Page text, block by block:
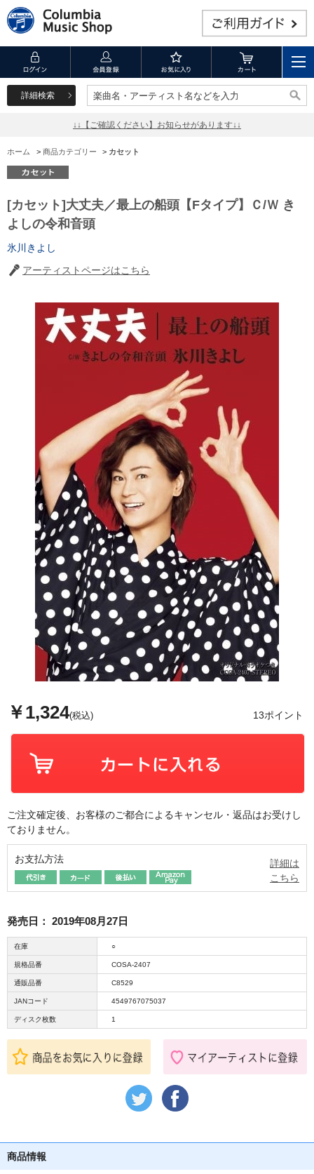
詳細検索 楽曲名・アーティスト名などを入力
楽曲名・アーティスト名などを入力
↓↓【ご確認ください】お知らせがあります↓↓
ホーム > 商品カテゴリー > カセット
[カセット]大丈夫／最上の船頭【Fタイプ】Ｃ/Ｗ き
よしの令和音頭
氷川きよし
アーティストページはこちら
￥1,324(税込) 13ポイント
ご注文確定後、お客様のご都合によるキャンセル・返品はお受けし
ておりません。
お支払方法
詳細は
こちら
発売日： 2019年08月27日
在庫 ○
規格品番 COSA-2407
通販品番 C8529
JANコード 4549767075037
ディスク枚数 1
商品情報